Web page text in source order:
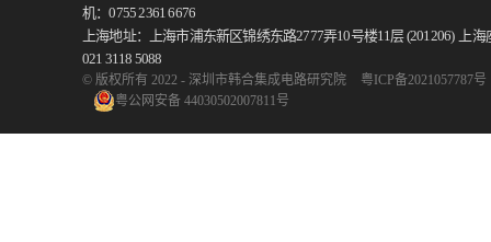
机：0755 2361 6676
上海地址：上海市浦东新区锦绣东路2777弄10号楼11层 (201206)
上
021 3118 5088
© 版权所有 2022 - 深圳市韩合集成电路研究院
粤ICP备2021057787号
粤公网安备 44030502007811号